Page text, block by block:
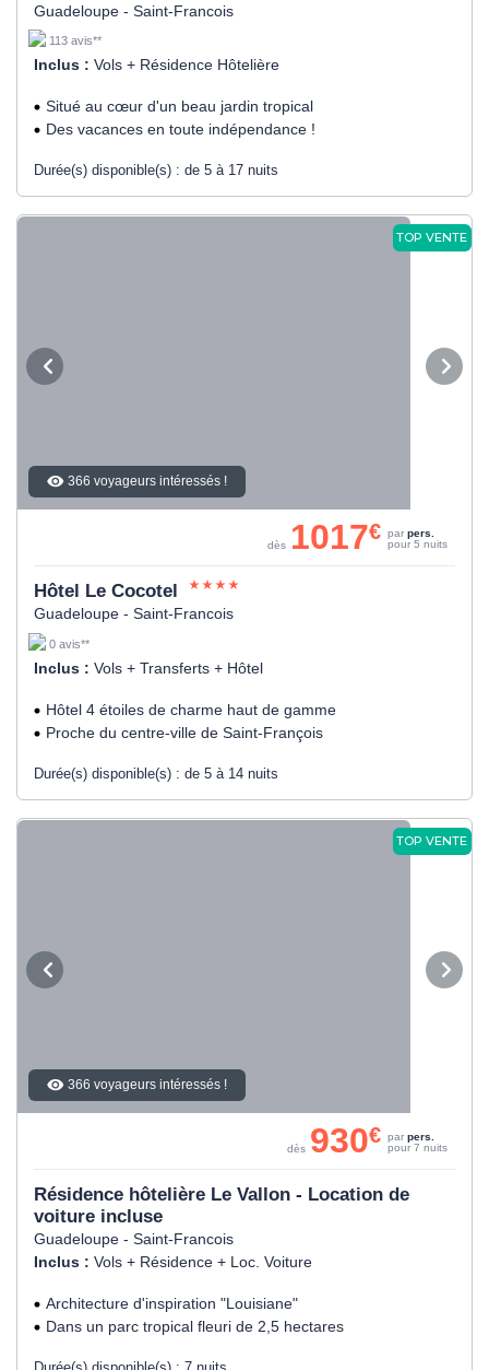
Guadeloupe - Saint-Francois
113 avis**
Inclus : Vols + Résidence Hôtelière
Situé au cœur d'un beau jardin tropical
Des vacances en toute indépendance !
Durée(s) disponible(s) : de 5 à 17 nuits
TOP VENTE
366 voyageurs intéressés !
Hôtel Le Cocotel
Guadeloupe - Saint-Francois
0 avis**
Inclus : Vols + Transferts + Hôtel
Hôtel 4 étoiles de charme haut de gamme
Proche du centre-ville de Saint-François
Durée(s) disponible(s) : de 5 à 14 nuits
dès 1017€ par pers.
pour 5 nuits
TOP VENTE
366 voyageurs intéressés !
Résidence hôtelière Le Vallon - Location de
voiture incluse
Guadeloupe - Saint-Francois
Inclus : Vols + Résidence + Loc. Voiture
Architecture d'inspiration "Louisiane"
Dans un parc tropical fleuri de 2,5 hectares
dès 930€ par pers.
pour 7 nuits